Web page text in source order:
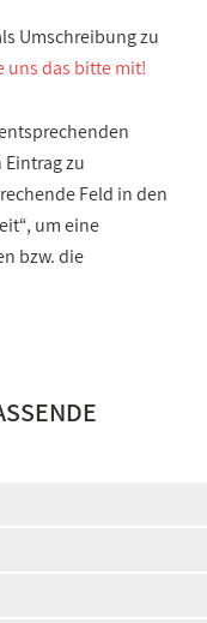
Umschreibung zu
uns das bitte mit!
zu
Feld in den
um eine
bzw. die